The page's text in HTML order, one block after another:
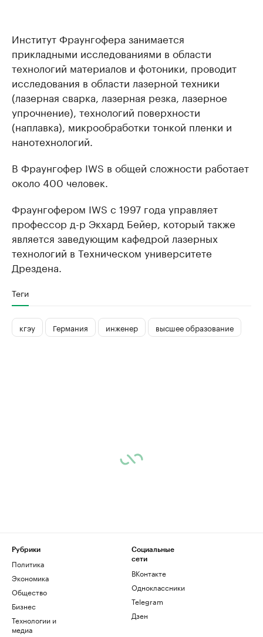
Институт Фраунгофера занимается
прикладными исследованиями в области
технологий материалов и фотоники, проводит
исследования в области лазерной техники
(лазерная сварка, лазерная резка, лазерное
упрочнение), технологий поверхности
(наплавка), микрообработки тонкой пленки и
нанотехнологий.
В Фраунгофер IWS в общей сложности работает
около 400 человек.
Фраунгофером IWS ​​с 1997 года управляет
профессор д-р Экхард Бейер, который также
является заведующим кафедрой лазерных
технологий в Техническом университете
Дрездена.
Теги
кгэу Германия инженер высшее образование
Рубрики
Политика
Экономика
Общество
Бизнес
Технологии и
медиа
Социальные
сети
ВКонтакте
Одноклассники
Telegram
Дзен